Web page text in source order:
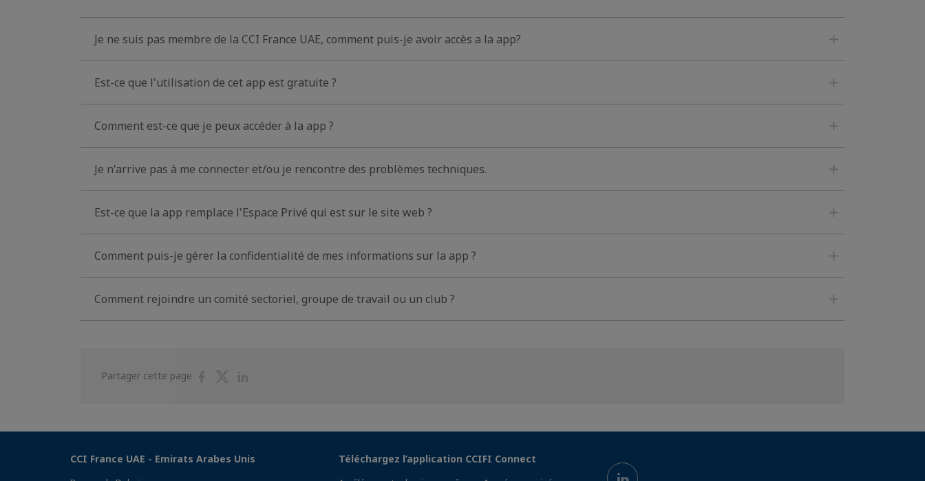
Je ne suis pas membre de la CCI France UAE, comment puis-je avoir accès a la app?
Est-ce que l'utilisation de cet app est gratuite ?
Comment est-ce que je peux accéder à la app ?
Je n'arrive pas à me connecter et/ou je rencontre des problèmes techniques.
Est-ce que la app remplace l'Espace Privé qui est sur le site web ?
Comment puis-je gérer la confidentialité de mes informations sur la app ?
Comment rejoindre un comité sectoriel, groupe de travail ou un club ?
Partager cette page
PartagerPartager
CCI France UAE - Emirats Arabes Unis Téléchargez l’application CCIFI Connect